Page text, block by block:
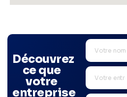
Découvrez
ce que
votre
entreprise